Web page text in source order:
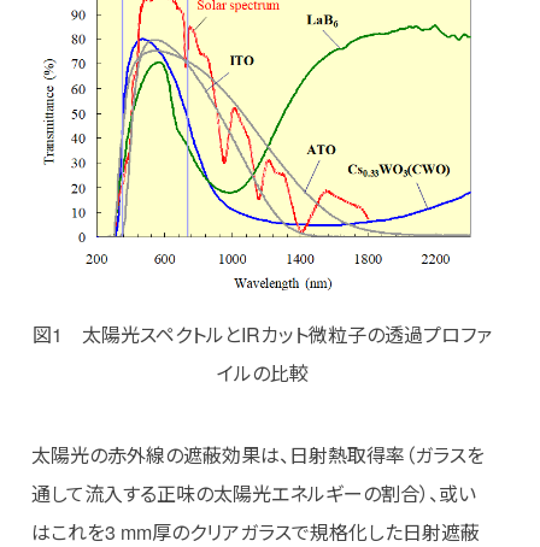
図1 太陽光スペクトルとIRカット微粒子の透過プロファ
イルの比較
太陽光の赤外線の遮蔽効果は、日射熱取得率（ガラスを
通して流入する正味の太陽光エネルギーの割合）、或い
はこれを3 mm厚のクリアガラスで規格化した日射遮蔽